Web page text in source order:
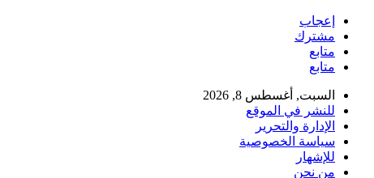
إعجاب
مشترك
متابع
متابع
السبت, أغسطس 8, 2026
للنشر في الموقع
الإدارة والتحرير
سياسة الخصوصية
للإشهار
من نحن